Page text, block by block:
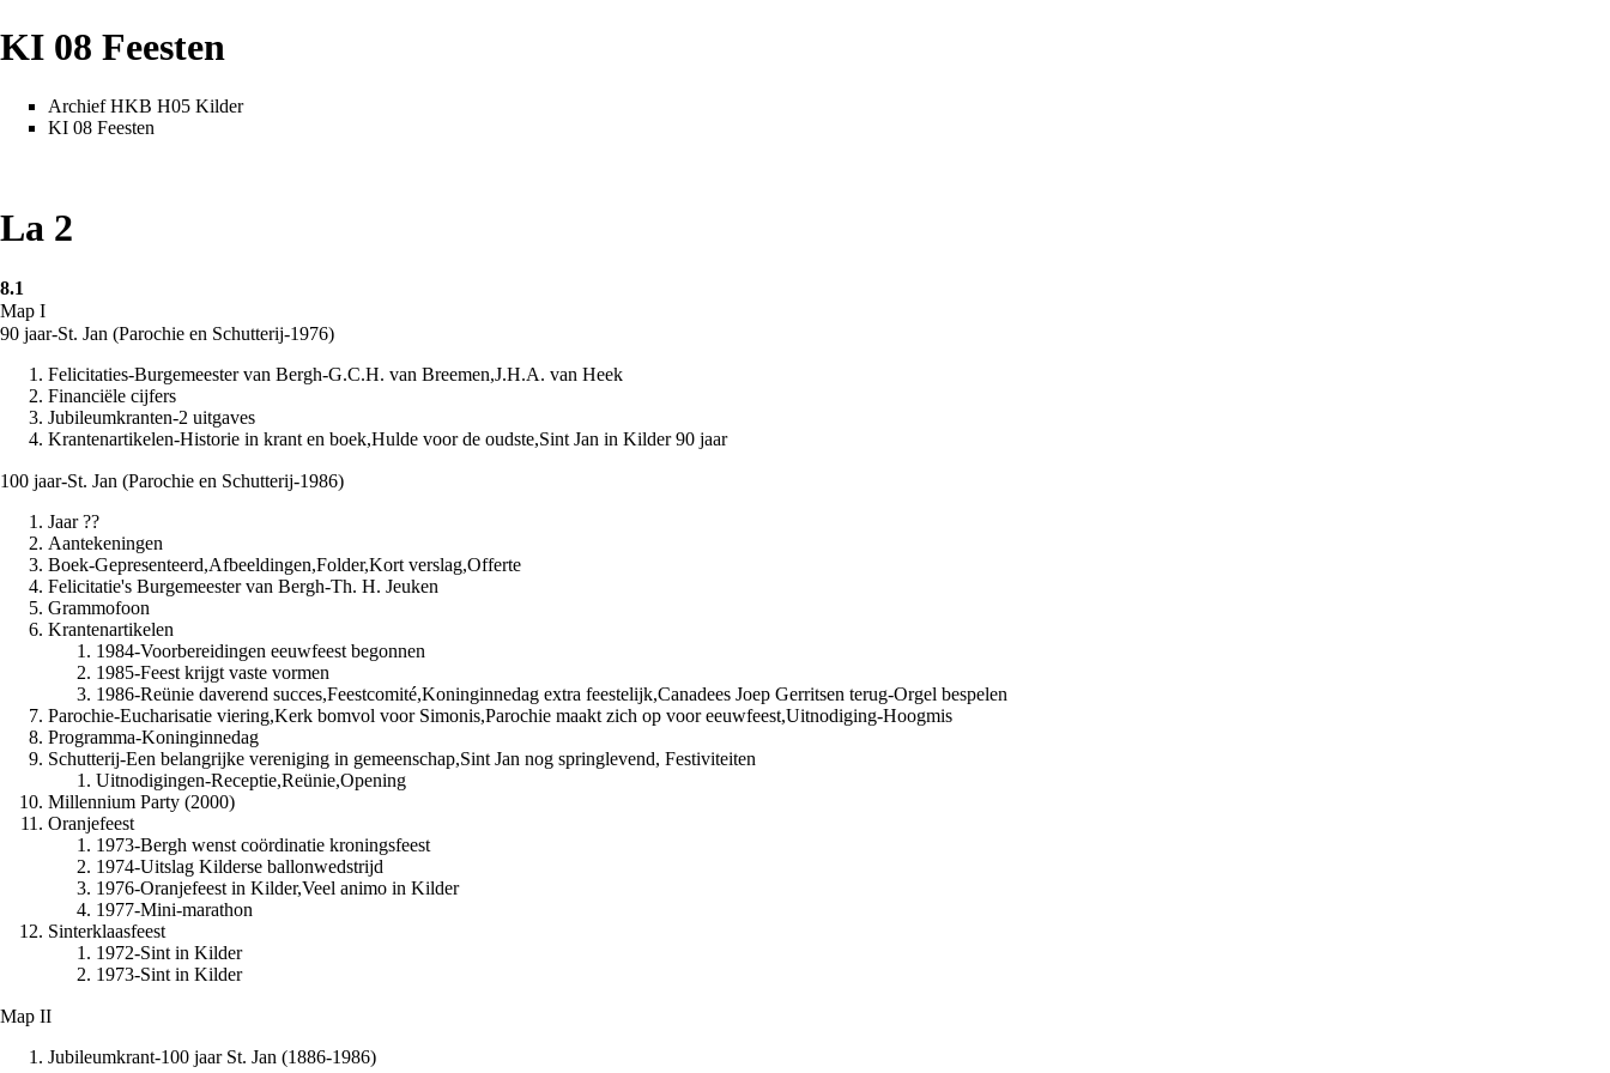
KI 08 Feesten
Archief HKB H05 Kilder
KI 08 Feesten
La 2
8.1
Map I
90 jaar-St. Jan (Parochie en Schutterij-1976)
Felicitaties-Burgemeester van Bergh-G.C.H. van Breemen,J.H.A. van Heek
Financiële cijfers
Jubileumkranten-2 uitgaves
Krantenartikelen-Historie in krant en boek,Hulde voor de oudste,Sint Jan in Kilder 90 jaar
100 jaar-St. Jan (Parochie en Schutterij-1986)
Jaar ??
Aantekeningen
Boek-Gepresenteerd,Afbeeldingen,Folder,Kort verslag,Offerte
Felicitatie's Burgemeester van Bergh-Th. H. Jeuken
Grammofoon
Krantenartikelen
1984-Voorbereidingen eeuwfeest begonnen
1985-Feest krijgt vaste vormen
1986-Reünie daverend succes,Feestcomité,Koninginnedag extra feestelijk,Canadees Joep Gerritsen terug-Orgel bespelen
Parochie-Eucharisatie viering,Kerk bomvol voor Simonis,Parochie maakt zich op voor eeuwfeest,Uitnodiging-Hoogmis
Programma-Koninginnedag
Schutterij-Een belangrijke vereniging in gemeenschap,Sint Jan nog springlevend, Festiviteiten
Uitnodigingen-Receptie,Reünie,Opening
Millennium Party (2000)
Oranjefeest
1973-Bergh wenst coördinatie kroningsfeest
1974-Uitslag Kilderse ballonwedstrijd
1976-Oranjefeest in Kilder,Veel animo in Kilder
1977-Mini-marathon
Sinterklaasfeest
1972-Sint in Kilder
1973-Sint in Kilder
Map II
Jubileumkrant-100 jaar St. Jan (1886-1986)